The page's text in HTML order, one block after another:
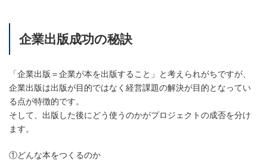
企業出版成功の秘訣
「企業出版＝企業が本を出版すること」と考えられがちですが、
企業出版は出版が目的ではなく経営課題の解決が目的となってい
る点が特徴的です。
そして、出版した後にどう使うのかがプロジェクトの成否を分け
ます。
①どんな本をつくるのか